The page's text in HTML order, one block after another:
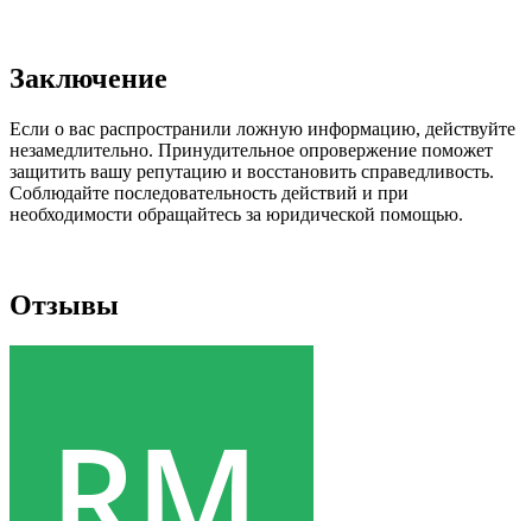
Заключение
Если о вас распространили ложную информацию, действуйте
незамедлительно. Принудительное опровержение поможет
защитить вашу репутацию и восстановить справедливость.
Соблюдайте последовательность действий и при
необходимости обращайтесь за юридической помощью.
Отзывы